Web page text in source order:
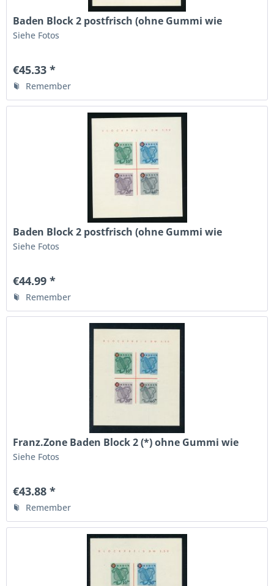
Baden Block 2 postfrisch (ohne Gummi wie
verausgabt)
Siehe Fotos
€45.33 *
Remember
Baden Block 2 postfrisch (ohne Gummi wie
verausgabt)
Siehe Fotos
€44.99 *
Remember
Franz.Zone Baden Block 2 (*) ohne Gummi wie
ausgegeben
Siehe Fotos
€43.88 *
Remember